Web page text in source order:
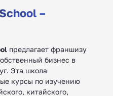
–
предлагает франшизу
бизнес в
Эта школа
курсы по изучению
китайского,